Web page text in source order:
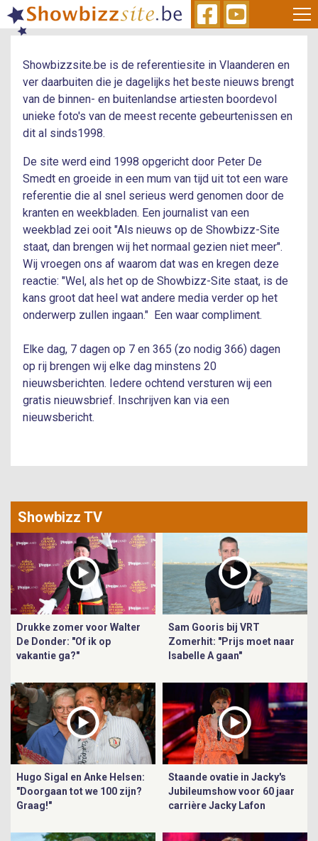
Skip
to
content
Showbizzsite.be is de referentiesite in Vlaanderen en
ver daarbuiten die je dagelijks het beste nieuws brengt
van de binnen- en buitenlandse artiesten boordevol
unieke foto's van de meest recente gebeurtenissen en
dit al sinds1998.
De site werd eind 1998 opgericht door Peter De
Smedt en groeide in een mum van tijd uit tot een ware
referentie die al snel serieus werd genomen door de
kranten en weekbladen. Een journalist van een
weekblad zei ooit "Als nieuws op de Showbizz-Site
staat, dan brengen wij het normaal gezien niet meer".
Wij vroegen ons af waarom dat was en kregen deze
reactie: "Wel, als het op de Showbizz-Site staat, is de
kans groot dat heel wat andere media verder op het
onderwerp zullen ingaan." Een waar compliment.
Elke dag, 7 dagen op 7 en 365 (zo nodig 366) dagen
op rij brengen wij elke dag minstens 20
nieuwsberichten. Iedere ochtend versturen wij een
gratis nieuwsbrief. Inschrijven kan via een
nieuwsbericht.
Showbizz TV
Drukke zomer voor Walter
De Donder: "Of ik op
vakantie ga?"
Sam Gooris bij VRT
Zomerhit: "Prijs moet naar
Isabelle A gaan"
Hugo Sigal en Anke Helsen:
"Doorgaan tot we 100 zijn?
Graag!"
Staande ovatie in Jacky's
Jubileumshow voor 60 jaar
carrière Jacky Lafon